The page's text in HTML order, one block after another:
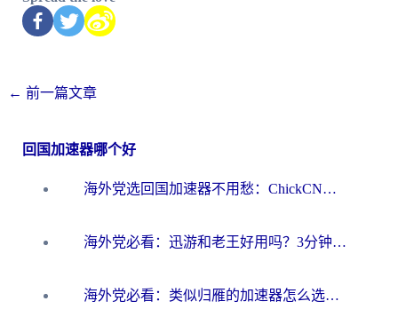
← 前一篇文章
回国加速器哪个好
海外党选回国加速器不用愁：ChickCN和洞见哪个好？一篇搞定所有疑问
海外党必看：迅游和老王好用吗？3分钟选对加速国内网络的加速器
海外党必看：类似归雁的加速器怎么选？一篇搞定无缝访问国内资源